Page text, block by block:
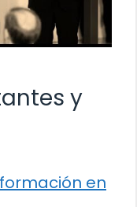
y
en